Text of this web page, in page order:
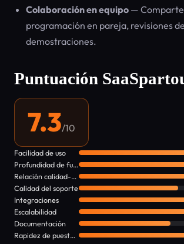
Colaboración en equipo —
programación en pareja, revisiones
demostraciones.
Puntuación
7.3/10
Facilidad de uso
Profundidad de funciones
Relación calidad-precio
Calidad del soporte
Integraciones
Escalabilidad
Documentación
Rapidez de puesta en marcha